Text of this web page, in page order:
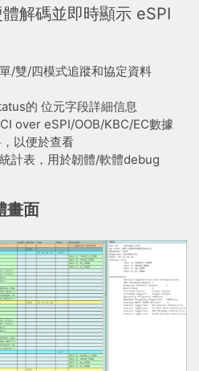
體解碼並即時顯示 eSPI
/雙/四模式追蹤和協定資料
的 位元字段詳細信息
over eSPI/OOB/KBC/EC數據
以便於查看
計表，用於韌體/軟體debug
畫面